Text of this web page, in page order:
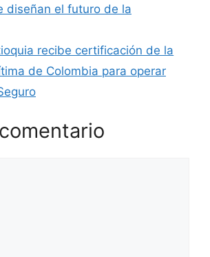
diseñan el futuro de la
recibe certificación de la
de Colombia para operar